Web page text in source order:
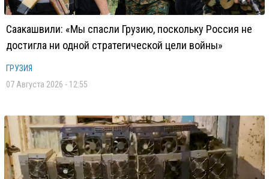
Саакашвили: «Мы спасли Грузию, поскольку Россия не
достигла ни одной стратегической цели войны»
ГРУЗИЯ
07 Августа 2026 - 12:55